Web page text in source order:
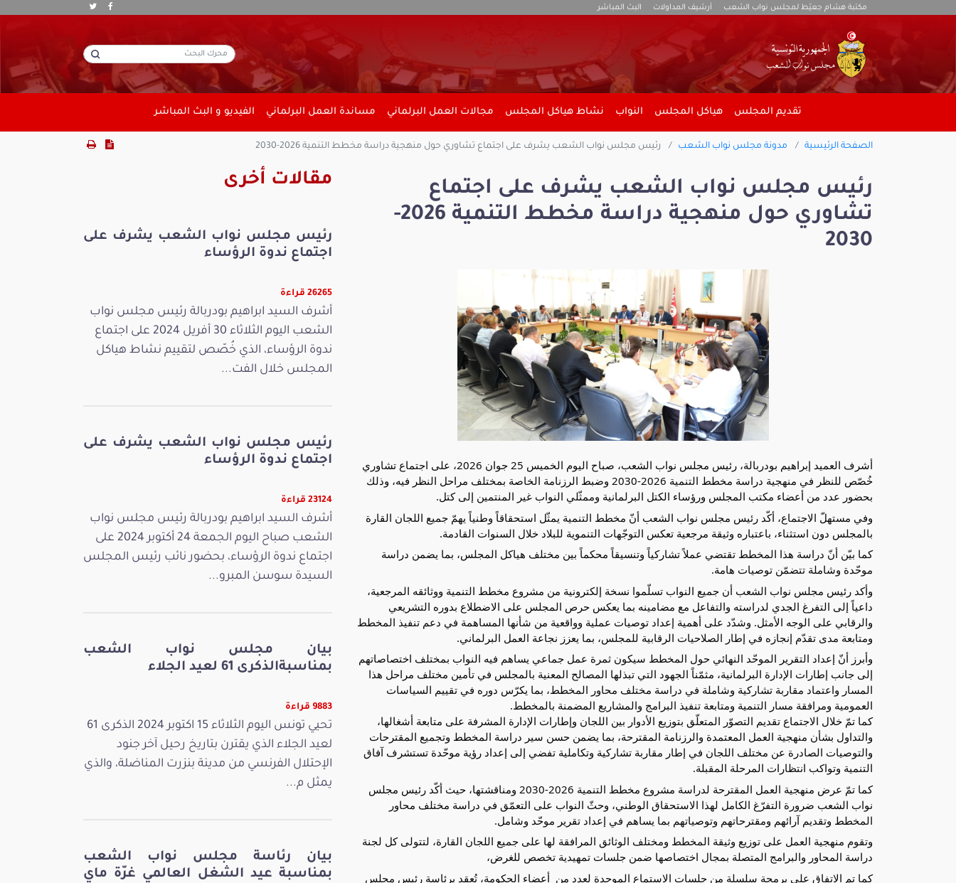
مكتبة هشام جعيّط لمجلس نواب الشعب أرشيف المداولات البث المباشر
تقديم المجلس هياكل المجلس النواب نشاط هياكل المجلس مجالات العمل البرلماني مساندة العمل البرلماني الفيديو و البث المباشر
الصفحة الرئيسية مدونة مجلس نواب الشعب رئيس مجلس نواب الشعب يشرف على اجتماع تشاوري حول منهجية دراسة مخطط التنمية 2026-2030
رئيس مجلس نواب الشعب يشرف على اجتماع
تشاوري حول منهجية دراسة مخطط التنمية 2026-
2030
بحضور عدد من أعضاء مكتب المجلس ورؤساء الكتل البرلمانية وممثّلي النواب غير المنتمين إلى كتل.
بالمجلس دون استثناء، باعتباره وثيقة مرجعية تعكس التوجّهات التنموية للبلاد خلال السنوات القادمة.
موحّدة وشاملة تتضمّن توصيات هامة.
ومتابعة مدى تقدّم إنجازه في إطار الصلاحيات الرقابية للمجلس، بما يعزز نجاعة العمل البرلماني.
العمومية ومرافقة مسار التنمية ومتابعة تنفيذ البرامج والمشاريع المضمنة بالمخطط.
التنمية وتواكب انتظارات المرحلة المقبلة.
المخطط وتقديم آرائهم ومقترحاتهم وتوصياتهم بما يساهم في إعداد تقرير موحّد وشامل.
دراسة المحاور والبرامج المتصلة بمجال اختصاصها ضمن جلسات تمهيدية تخصص للغرض،
مقالات أخرى
رئيس مجلس نواب الشعب يشرف على
اجتماع ندوة الرؤساء
26265 قراءة
أشرف السيد ابراهيم بودربالة رئيس مجلس نواب
الشعب اليوم الثلاثاء 30 أفريل 2024 على اجتماع
ندوة الرؤساء، الذي خُصّص لتقييم نشاط هياكل
المجلس خلال الفت...
رئيس مجلس نواب الشعب يشرف على
اجتماع ندوة الرؤساء
23124 قراءة
أشرف السيد ابراهيم بودربالة رئيس مجلس نواب
الشعب صباح اليوم الجمعة 24 أكتوبر 2024 على
اجتماع ندوة الرؤساء، بحضور نائب رئيس المجلس
السيدة سوسن المبرو...
بيان مجلس نواب الشعب
بمناسبةالذكرى 61 لعيد الجلاء
9883 قراءة
تحيي تونس اليوم الثلاثاء 15 اكتوبر 2024 الذكرى 61
لعيد الجلاء الذي يقترن بتاريخ رحيل آخر جنود
الإحتلال الفرنسي من مدينة بنزرت المناضلة، والذي
يمثل م...
بيان رئاسة مجلس نواب الشعب
بمناسبة عيد الشغل العالمي غرّة ماي